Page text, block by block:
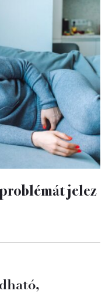
jelez